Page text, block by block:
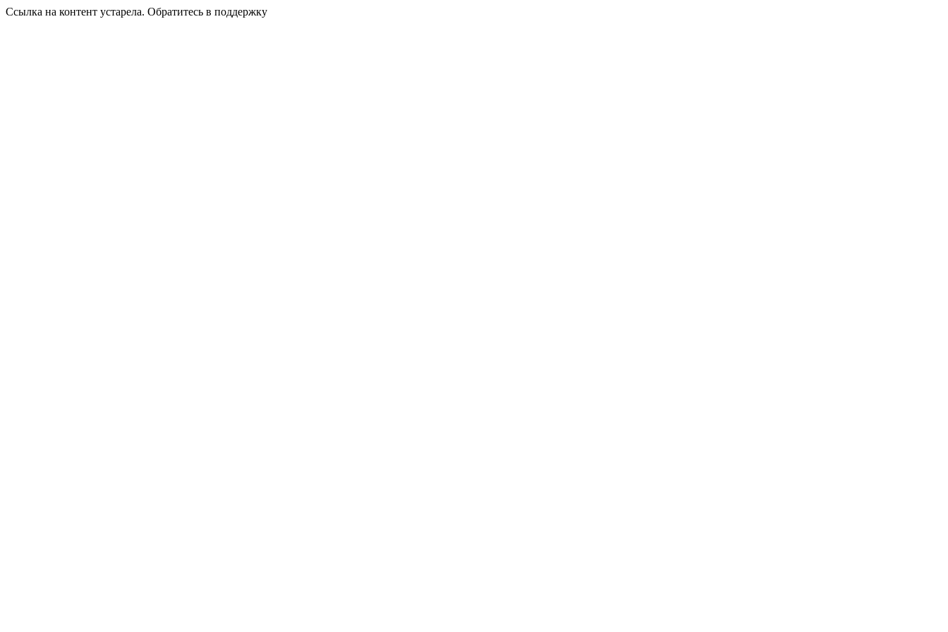
Ссылка на контент устарела. Обратитесь в поддержку